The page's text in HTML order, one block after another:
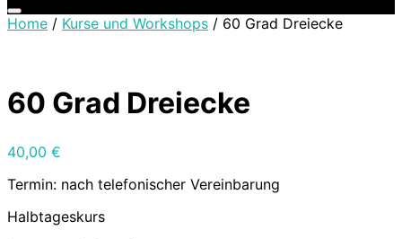
Toggle
sidebar
Home / Kurse und Workshops / 60 Grad Dreiecke
60 Grad Dreiecke
40,00 €
Termin: nach telefonischer Vereinbarung
Halbtageskurs